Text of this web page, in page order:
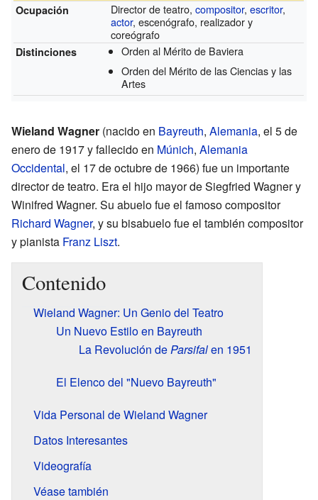
Ocupación
Director de teatro,compositor,escritor,
actor, escenógrafo, realizador y
coreógrafo
Distinciones
Orden al Mérito de Baviera
Orden del Mérito de las Ciencias y las
Artes
Wieland Wagner (nacido en Bayreuth, Alemania, el 5 de
enero de 1917 y fallecido en Múnich, Alemania
Occidental, el 17 de octubre de 1966) fue un importante
director de teatro. Era el hijo mayor de Siegfried Wagner y
Winifred Wagner. Su abuelo fue el famoso compositor
Richard Wagner, y su bisabuelo fue el también compositor
y pianista Franz Liszt.
Contenido
Wieland Wagner: Un Genio del Teatro
Un Nuevo Estilo en Bayreuth
La Revolución deParsifalen 1951
El Elenco del "Nuevo Bayreuth"
Vida Personal de Wieland Wagner
Datos Interesantes
Videografía
Véase también